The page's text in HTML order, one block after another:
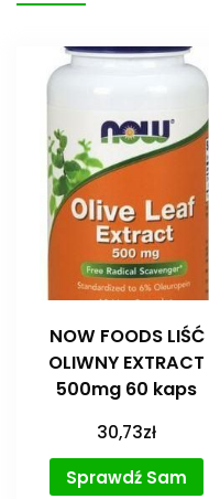
NOW FOODS LIŚĆ
OLIWNY EXTRACT
500mg 60 kaps
30,73zł
Sprawdź Sam